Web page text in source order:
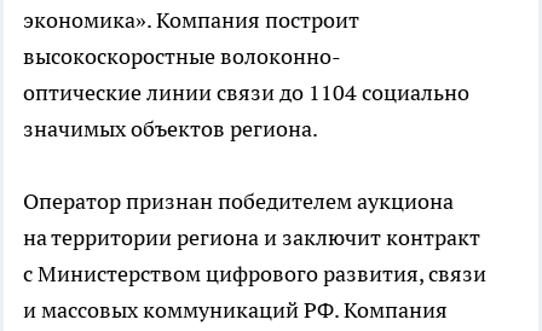
экономика». Компания построит
высокоскоростные волоконно-
оптические линии связи до 1104 социально
значимых объектов региона.
Оператор признан победителем аукциона
на территории региона и заключит контракт
с Министерством цифрового развития, связи
и массовых коммуникаций РФ. Компания